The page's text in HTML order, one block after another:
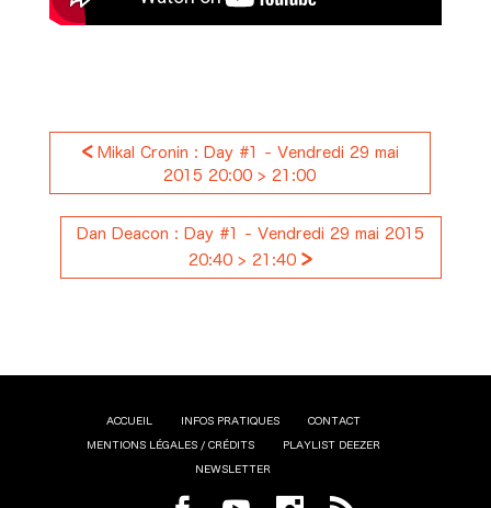
<Mikal Cronin : Day #1 - Vendredi 29 mai
2015 20:00 > 21:00
Dan Deacon : Day #1 - Vendredi 29 mai 2015
20:40 > 21:40>
ACCUEIL INFOS PRATIQUES CONTACT
MENTIONS LÉGALES / CRÉDITS PLAYLIST DEEZER
NEWSLETTER